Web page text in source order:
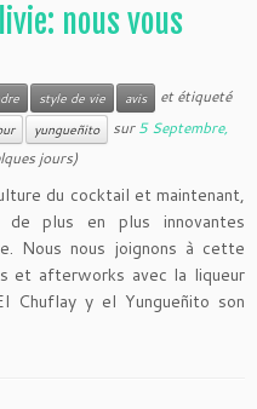
nous vous
style de vie avis et étiqueté
yungueñito sur5 Septembre,
jours)
du cocktail et maintenant,
de plus en plus innovantes
Nous nous joignons à cette
et afterworks avec la liqueur
Chuflay y el Yungueñito son